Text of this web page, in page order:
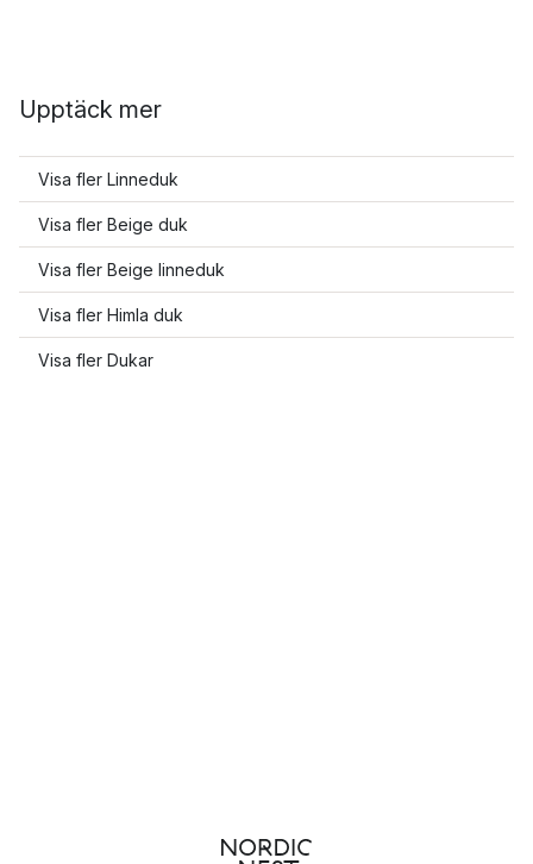
Upptäck mer
Visa fler Linneduk
Visa fler Beige duk
Visa fler Beige linneduk
Visa fler Himla duk
Visa fler Dukar